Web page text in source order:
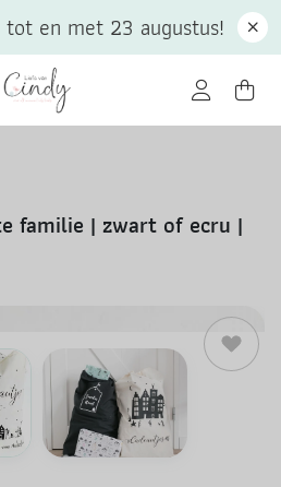
familie | zwart of ecru |
en met 23 augustus!